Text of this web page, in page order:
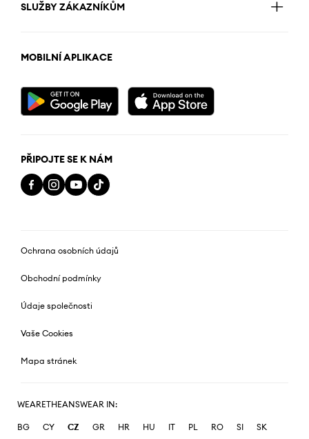
SLUŽBY ZÁKAZNÍKŮM
MOBILNÍ APLIKACE
PŘIPOJTE SE K NÁM
Ochrana osobních údajů
Obchodní podmínky
Údaje společnosti
Vaše Cookies
Mapa stránek
WEARETHEANSWEAR IN:
BG CY CZ GR HR HU IT PL RO SI SK